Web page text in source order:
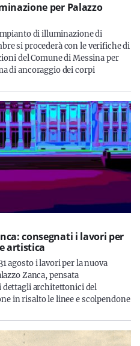
per Palazzo
di illuminazione di
si procederà con le verifiche di
del Comune di Messina per
di ancoraggio dei corpi
consegnati i lavori per
artistica
agosto i lavori per la nuova
Zanca, pensata
dettagli architettonici del
in risalto le linee e scolpendone